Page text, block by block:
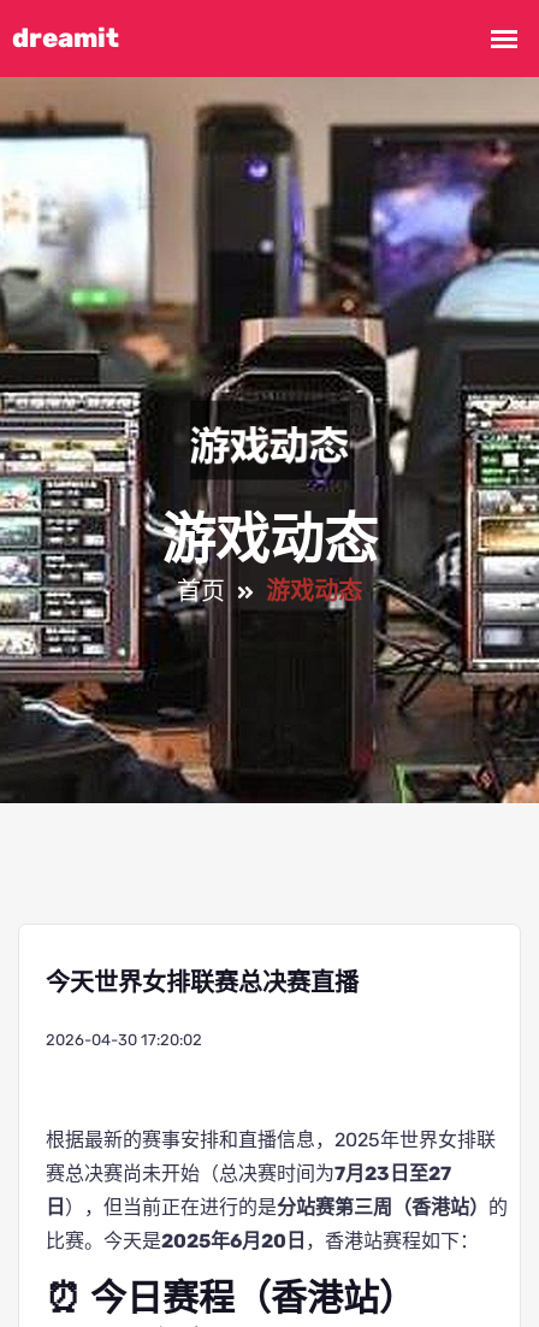
游戏动态
首页 游戏动态
今天世界女排联赛总决赛直播
2026-04-30 17:20:02
根据最新的赛事安排和直播信息，2025年世界女排联
赛总决赛尚未开始（总决赛时间为7月23日至27
日 ），但当前正在进行的是分站赛第三周（香港站） 的
比赛。今天是2025年6月20日 ，香港站赛程如下：
⏰ 今日赛程（香港站）